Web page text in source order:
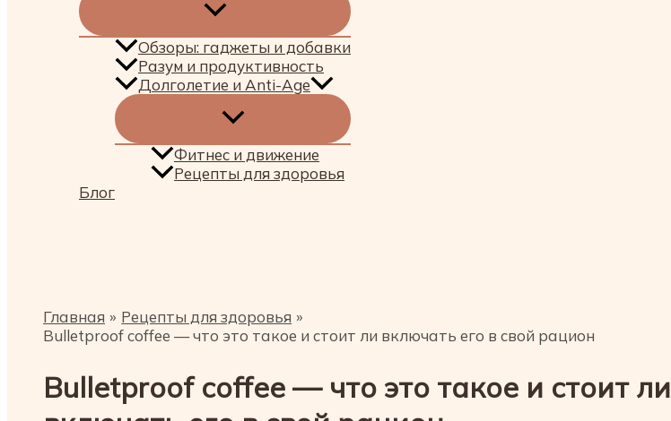
Обзоры: гаджеты и добавки
Разум и продуктивность
Долголетие и Anti-Age
Фитнес и движение
Рецепты для здоровья
Блог
Главная
Рецепты для здоровья
Bulletproof coffee — что это такое и стоит ли включать его в свой рацион
Bulletproof coffee — что это такое и стоит ли